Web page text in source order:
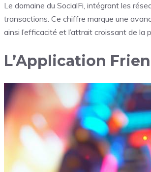
Le domaine du SocialFi, intégrant les
transactions. Ce chiffre marque une
ainsi l’efficacité et l’attrait croissant de
L’Application